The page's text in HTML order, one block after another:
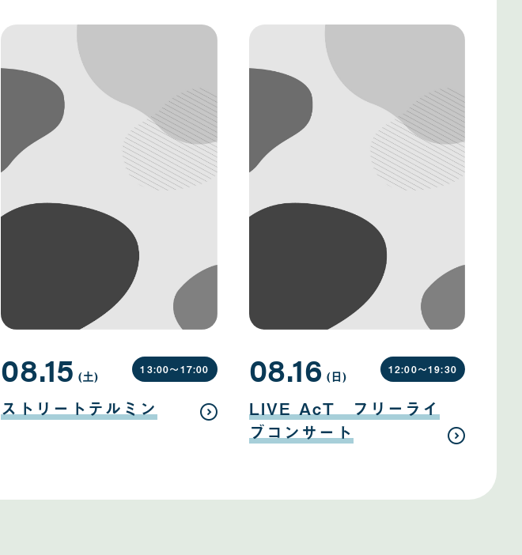
ストリートテルミン
08.15
月
15
日
(土曜
日
) 13:00〜17:00
LIVE AcT フリーライ
ブコンサート
08.16
月
16
日
(日曜
日
) 12:00〜19:30